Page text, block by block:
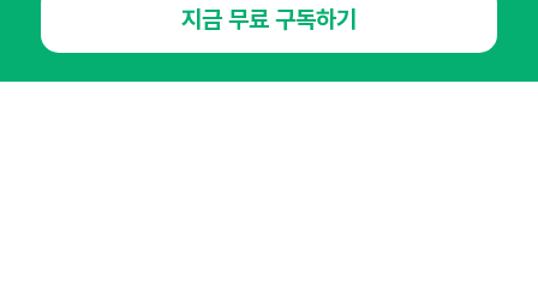
지금 무료 구독하기